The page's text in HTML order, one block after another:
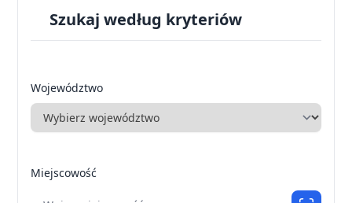
Szukaj według kryteriów
Województwo
Miejscowość